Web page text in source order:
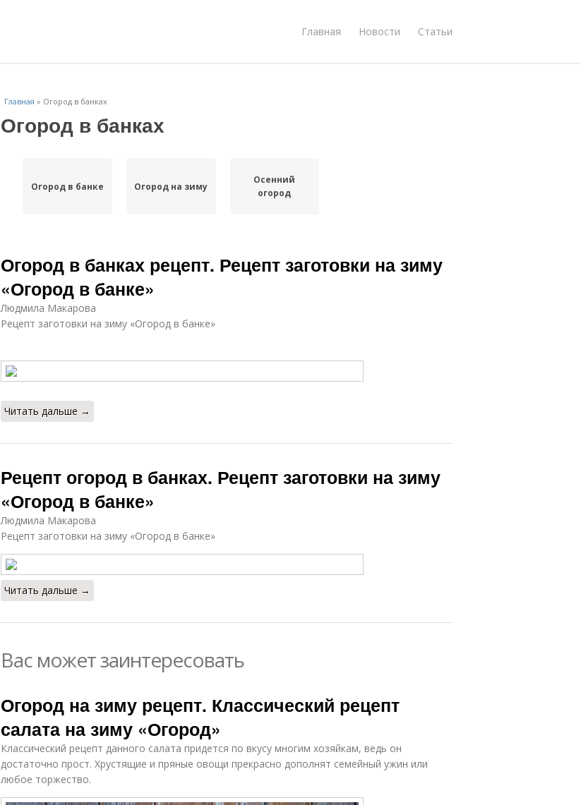
Главная Новости Статьи
Главная » Огород в банках
Огород в банках
Огород в банке Огород на зиму
Осенний
огород
Огород в банках рецепт. Рецепт заготовки на зиму
«Огород в банке»
Людмила Макарова
Рецепт заготовки на зиму «Огород в банке»
Читать дальше →
Рецепт огород в банках. Рецепт заготовки на зиму
«Огород в банке»
Людмила Макарова
Рецепт заготовки на зиму «Огород в банке»
Читать дальше →
Вас может заинтересовать
Огород на зиму рецепт. Классический рецепт
салата на зиму «Огород»
Классический рецепт данного салата придется по вкусу многим хозяйкам, ведь он
достаточно прост. Хрустящие и пряные овощи прекрасно дополнят семейный ужин или
любое торжество.